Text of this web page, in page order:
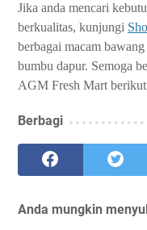
Jika anda mencari
berkualitas, kunjungi
berbagai macam
bumbu dapur. Semoga
AGM Fresh Mart
Berbagi
Anda mungkin